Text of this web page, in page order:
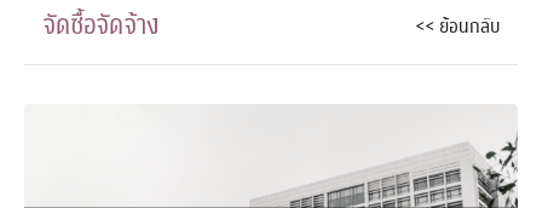
จัดซื้อจัดจ้าง << ย้อนกลับ